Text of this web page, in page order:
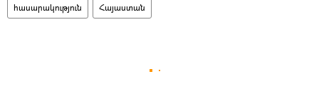
հասարակություն Հայաստան